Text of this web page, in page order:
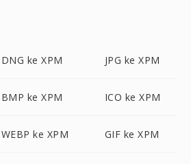
DNG ke XPM JPG ke XPM
BMP ke XPM ICO ke XPM
WEBP ke XPM GIF ke XPM